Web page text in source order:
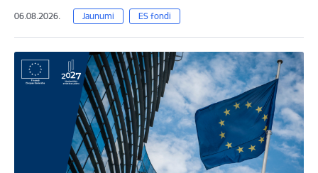
06.08.2026. Jaunumi ES fondi